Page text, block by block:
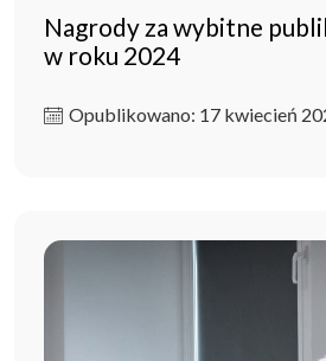
Nagrody za wybitne
w roku 2024
Opublikowano: 17 kwiecień